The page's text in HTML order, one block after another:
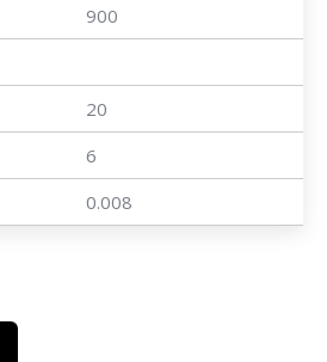
900
20
6
0.008